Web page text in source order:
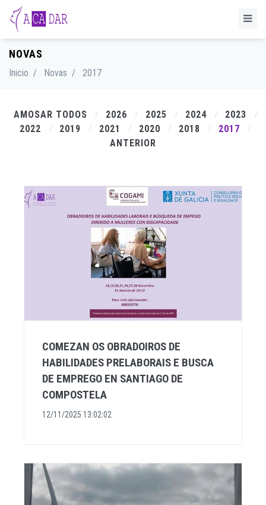
NOVAS
Inicio / Novas / 2017
AMOSAR TODOS 2026 2025 2024
2023
2022
2019 2021 2020 2018
2017
ANTERIOR
COMEZAN OS OBRADOIROS DE
HABILIDADES PRELABORAIS E BUSCA
DE EMPREGO EN SANTIAGO DE
COMPOSTELA
12/11/2025 13:02:02